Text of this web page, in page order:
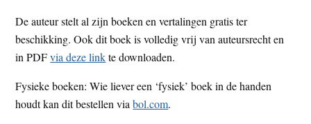
De auteur stelt al zijn boeken en vertalingen gratis ter
beschikking. Ook dit boek is volledig vrij van auteursrecht en
in PDFvia deze linkte downloaden.
Fysieke boeken: Wie liever een ‘fysiek’ boek in de handen
houdt kan dit bestellen viabol.com.